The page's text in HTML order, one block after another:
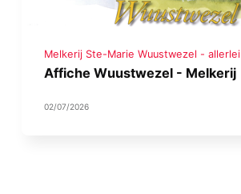
Melkerij Ste-Marie Wuustwezel - allerlei
Affiche Wuustwezel - Melkerij
02/07/2026